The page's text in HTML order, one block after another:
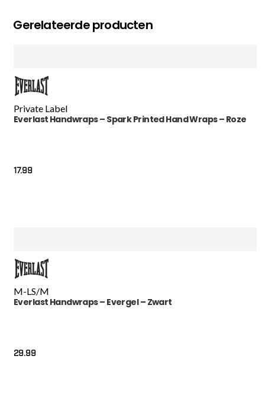
Gerelateerde producten
Private Label
Everlast Handwraps – Spark Printed Hand Wraps – Roze
17.99
M-LS/M
Everlast Handwraps – Evergel – Zwart
29.99